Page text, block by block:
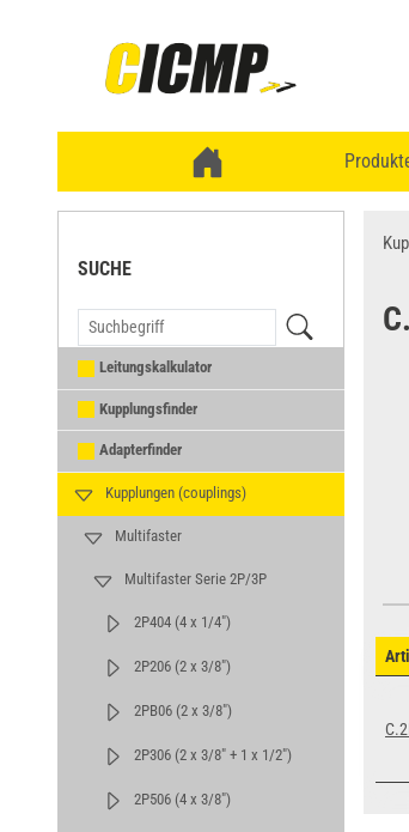
SUCHE
Leitungskalkulator
Kupplungsfinder
Adapterfinder
Kupplungen (couplings)
Multifaster
Multifaster Serie 2P/3P
2P404 (4 x 1/4")
2P206 (2 x 3/8")
2PB06 (2 x 3/8")
2P306 (2 x 3/8" + 1 x 1/2")
2P506 (4 x 3/8")